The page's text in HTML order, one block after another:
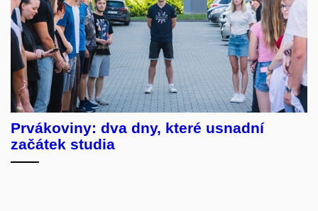
Prvákoviny: dva dny, které usnadní
začátek studia